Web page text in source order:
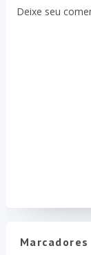
Deixe seu
Marcadores